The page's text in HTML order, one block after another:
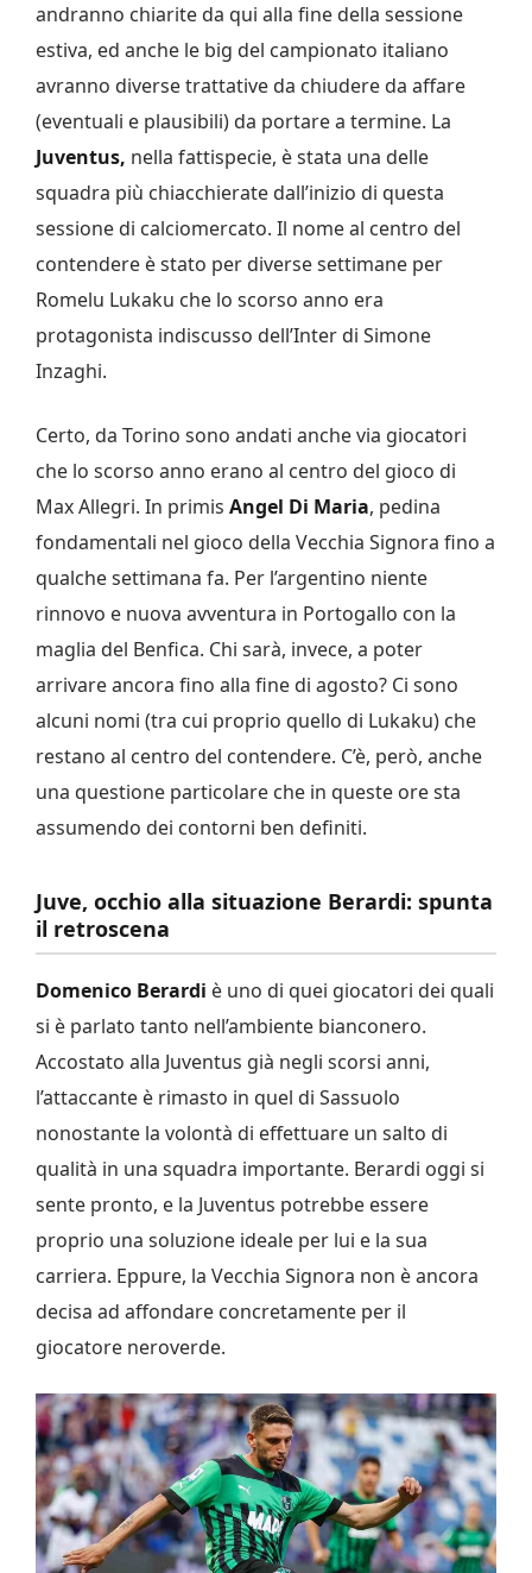
andranno chiarite da qui alla fine della sessione
estiva, ed anche le big del campionato italiano
avranno diverse trattative da chiudere da affare
(eventuali e plausibili) da portare a termine. La
Juventus, nella fattispecie, è stata una delle
squadra più chiacchierate dall’inizio di questa
sessione di calciomercato. Il nome al centro del
contendere è stato per diverse settimane per
Romelu Lukaku che lo scorso anno era
protagonista indiscusso dell’Inter di Simone
Inzaghi.
Certo, da Torino sono andati anche via giocatori
che lo scorso anno erano al centro del gioco di
Max Allegri. In primis Angel Di Maria, pedina
fondamentali nel gioco della Vecchia Signora fino a
qualche settimana fa. Per l’argentino niente
rinnovo e nuova avventura in Portogallo con la
maglia del Benfica. Chi sarà, invece, a poter
arrivare ancora fino alla fine di agosto? Ci sono
alcuni nomi (tra cui proprio quello di Lukaku) che
restano al centro del contendere. C’è, però, anche
una questione particolare che in queste ore sta
assumendo dei contorni ben definiti.
Juve, occhio alla situazione Berardi: spunta
il retroscena
Domenico Berardi è uno di quei giocatori dei quali
si è parlato tanto nell’ambiente bianconero.
Accostato alla Juventus già negli scorsi anni,
l’attaccante è rimasto in quel di Sassuolo
nonostante la volontà di effettuare un salto di
qualità in una squadra importante. Berardi oggi si
sente pronto, e la Juventus potrebbe essere
proprio una soluzione ideale per lui e la sua
carriera. Eppure, la Vecchia Signora non è ancora
decisa ad affondare concretamente per il
giocatore neroverde.